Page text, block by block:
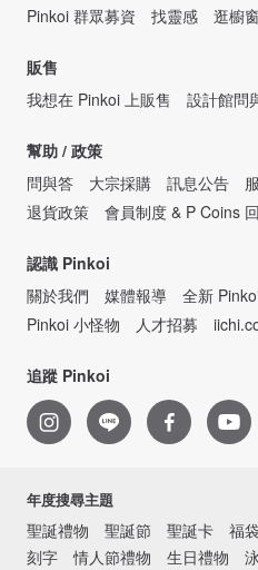
Pinkoi 群眾募資
找靈感 逛櫥
販售
我想在 Pinkoi 上販售
設計館問
幫助 / 政策
問與答
大宗採購 訊息公告
退貨政策
會員制度 & P Coins
認識 Pinkoi
關於我們
媒體報導 全新
Pinkoi 小怪物
人才招募
追蹤 Pinkoi
年度搜尋主題
聖誕禮物 聖誕節 聖誕卡 福
刻字
情人節禮物 生日禮物